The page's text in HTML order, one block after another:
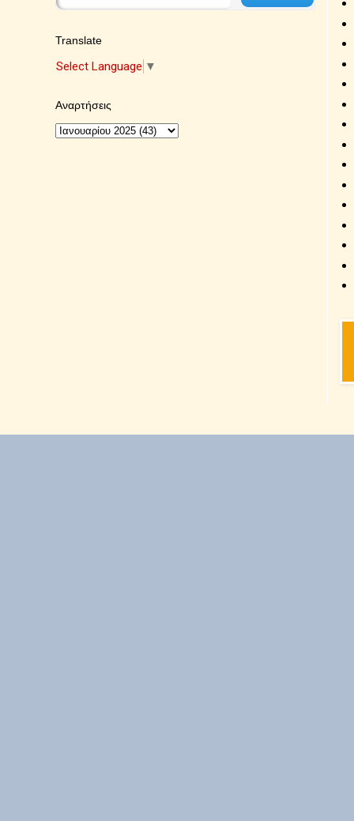
Translate
Select Language ▼
Αναρτήσεις